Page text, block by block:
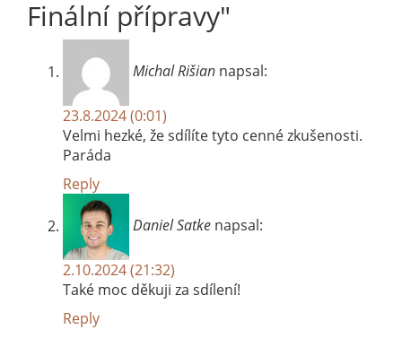
Finální přípravy"
Michal Rišian napsal:
23.8.2024 (0:01)
Velmi hezké, že sdílíte tyto cenné zkušenosti.
Paráda
Reply
Daniel Satke napsal:
2.10.2024 (21:32)
Také moc děkuji za sdílení!
Reply